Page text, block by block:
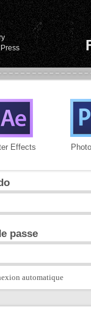
Effects
passe
automatique